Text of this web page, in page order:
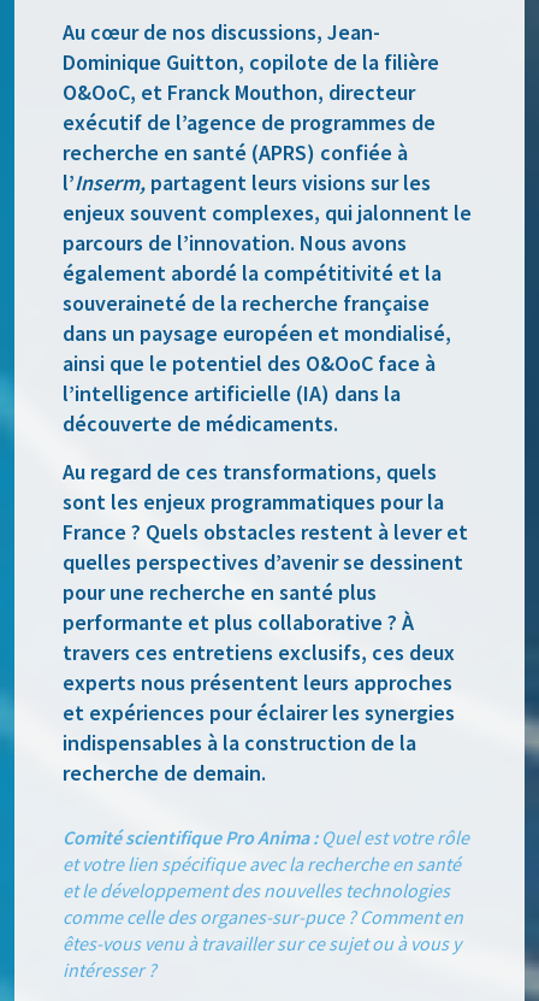
Au cœur de nos discussions, Jean-
Dominique Guitton, copilote de la filière
O&OoC, et Franck Mouthon, directeur
exécutif de l’agence de programmes de
recherche en santé (APRS) confiée à
l’Inserm, partagent leurs visions sur les
enjeux souvent complexes, qui jalonnent le
parcours de l’innovation. Nous avons
également abordé la compétitivité et la
souveraineté de la recherche française
dans un paysage européen et mondialisé,
ainsi que le potentiel des O&OoC face à
l’intelligence artificielle (IA) dans la
découverte de médicaments.
Au regard de ces transformations, quels
sont les enjeux programmatiques pour la
France ? Quels obstacles restent à lever et
quelles perspectives d’avenir se dessinent
pour une recherche en santé plus
performante et plus collaborative ? À
travers ces entretiens exclusifs, ces deux
experts nous présentent leurs approches
et expériences pour éclairer les synergies
indispensables à la construction de la
recherche de demain.
Comité scientifique Pro Anima : Quel est votre rôle
et votre lien spécifique avec la recherche en santé
et le développement des nouvelles technologies
comme celle des organes-sur-puce ? Comment en
êtes-vous venu à travailler sur ce sujet ou à vous y
intéresser ?